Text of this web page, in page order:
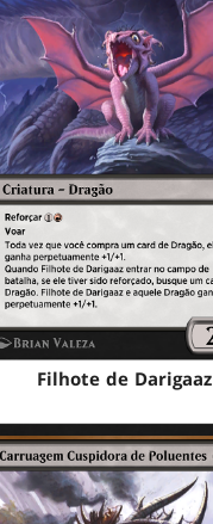
Filhote de Darigaaz